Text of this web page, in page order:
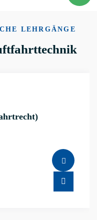
LEHRGÄNGE